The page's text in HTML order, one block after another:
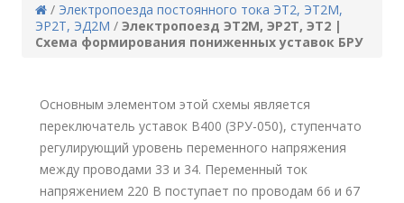
/ Электропоезда постоянного тока ЭТ2, ЭТ2М,
ЭР2Т, ЭД2М / Электропоезд ЭТ2М, ЭР2Т, ЭТ2 |
Схема формирования пониженных уставок БРУ
Основным элементом этой схемы является
переключатель уставок В400 (ЗРУ-050), ступенчато
регулирующий уровень переменного напряжения
между проводами 33 и 34. Переменный ток
напряжением 220 В поступает по проводам 66 и 67